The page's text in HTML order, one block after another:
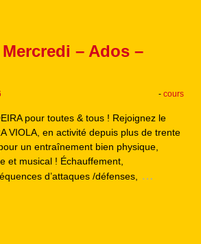
– Ados –
- cours
pour toutes & tous ! Rejoignez le
VIOLA, en activité depuis plus de trente
un entraînement bien physique,
et musical ! Échauffement,
d’attaques /défenses, …